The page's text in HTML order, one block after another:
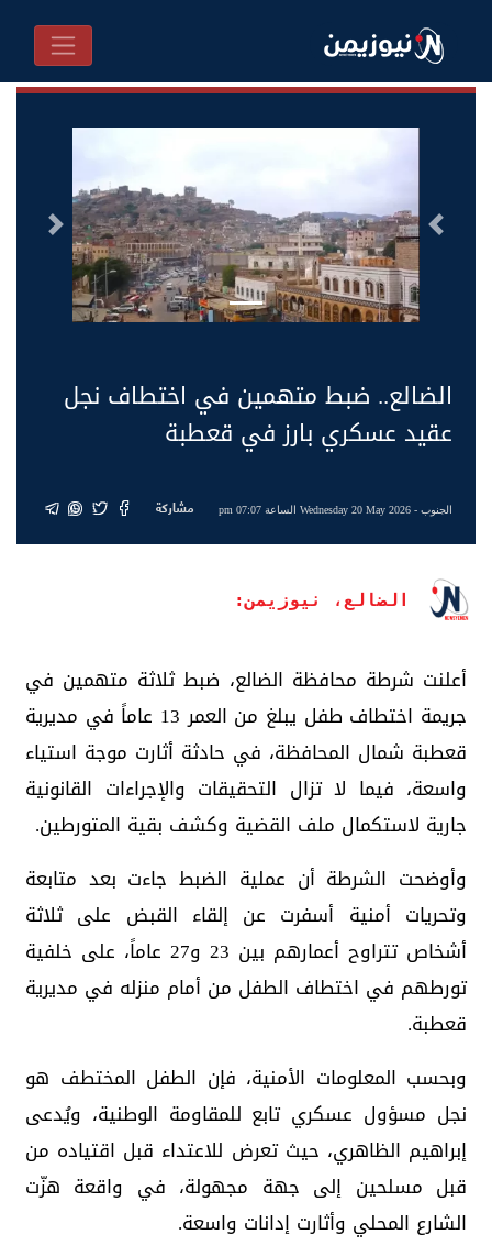
السابق التالى
الضالع.. ضبط متهمين في اختطاف نجل
عقيد عسكري بارز في قعطبة
الجنوب- Wednesday 20 May 2026 الساعة 07:07 pm مشاركة
الضالع، نيوزيمن:
أعلنت شرطة محافظة الضالع، ضبط ثلاثة متهمين في
جريمة اختطاف طفل يبلغ من العمر 13 عاماً في مديرية
قعطبة شمال المحافظة، في حادثة أثارت موجة استياء
واسعة، فيما لا تزال التحقيقات والإجراءات القانونية
جارية لاستكمال ملف القضية وكشف بقية المتورطين.
وأوضحت الشرطة أن عملية الضبط جاءت بعد متابعة
وتحريات أمنية أسفرت عن إلقاء القبض على ثلاثة
أشخاص تتراوح أعمارهم بين 23 و27 عاماً، على خلفية
تورطهم في اختطاف الطفل من أمام منزله في مديرية
قعطبة.
وبحسب المعلومات الأمنية، فإن الطفل المختطف هو
نجل مسؤول عسكري تابع للمقاومة الوطنية، ويُدعى
إبراهيم الظاهري، حيث تعرض للاعتداء قبل اقتياده من
قبل مسلحين إلى جهة مجهولة، في واقعة هزّت
الشارع المحلي وأثارت إدانات واسعة.